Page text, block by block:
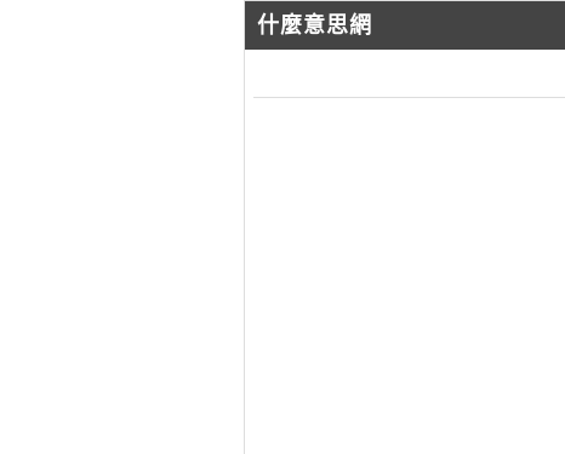
什麼意思網